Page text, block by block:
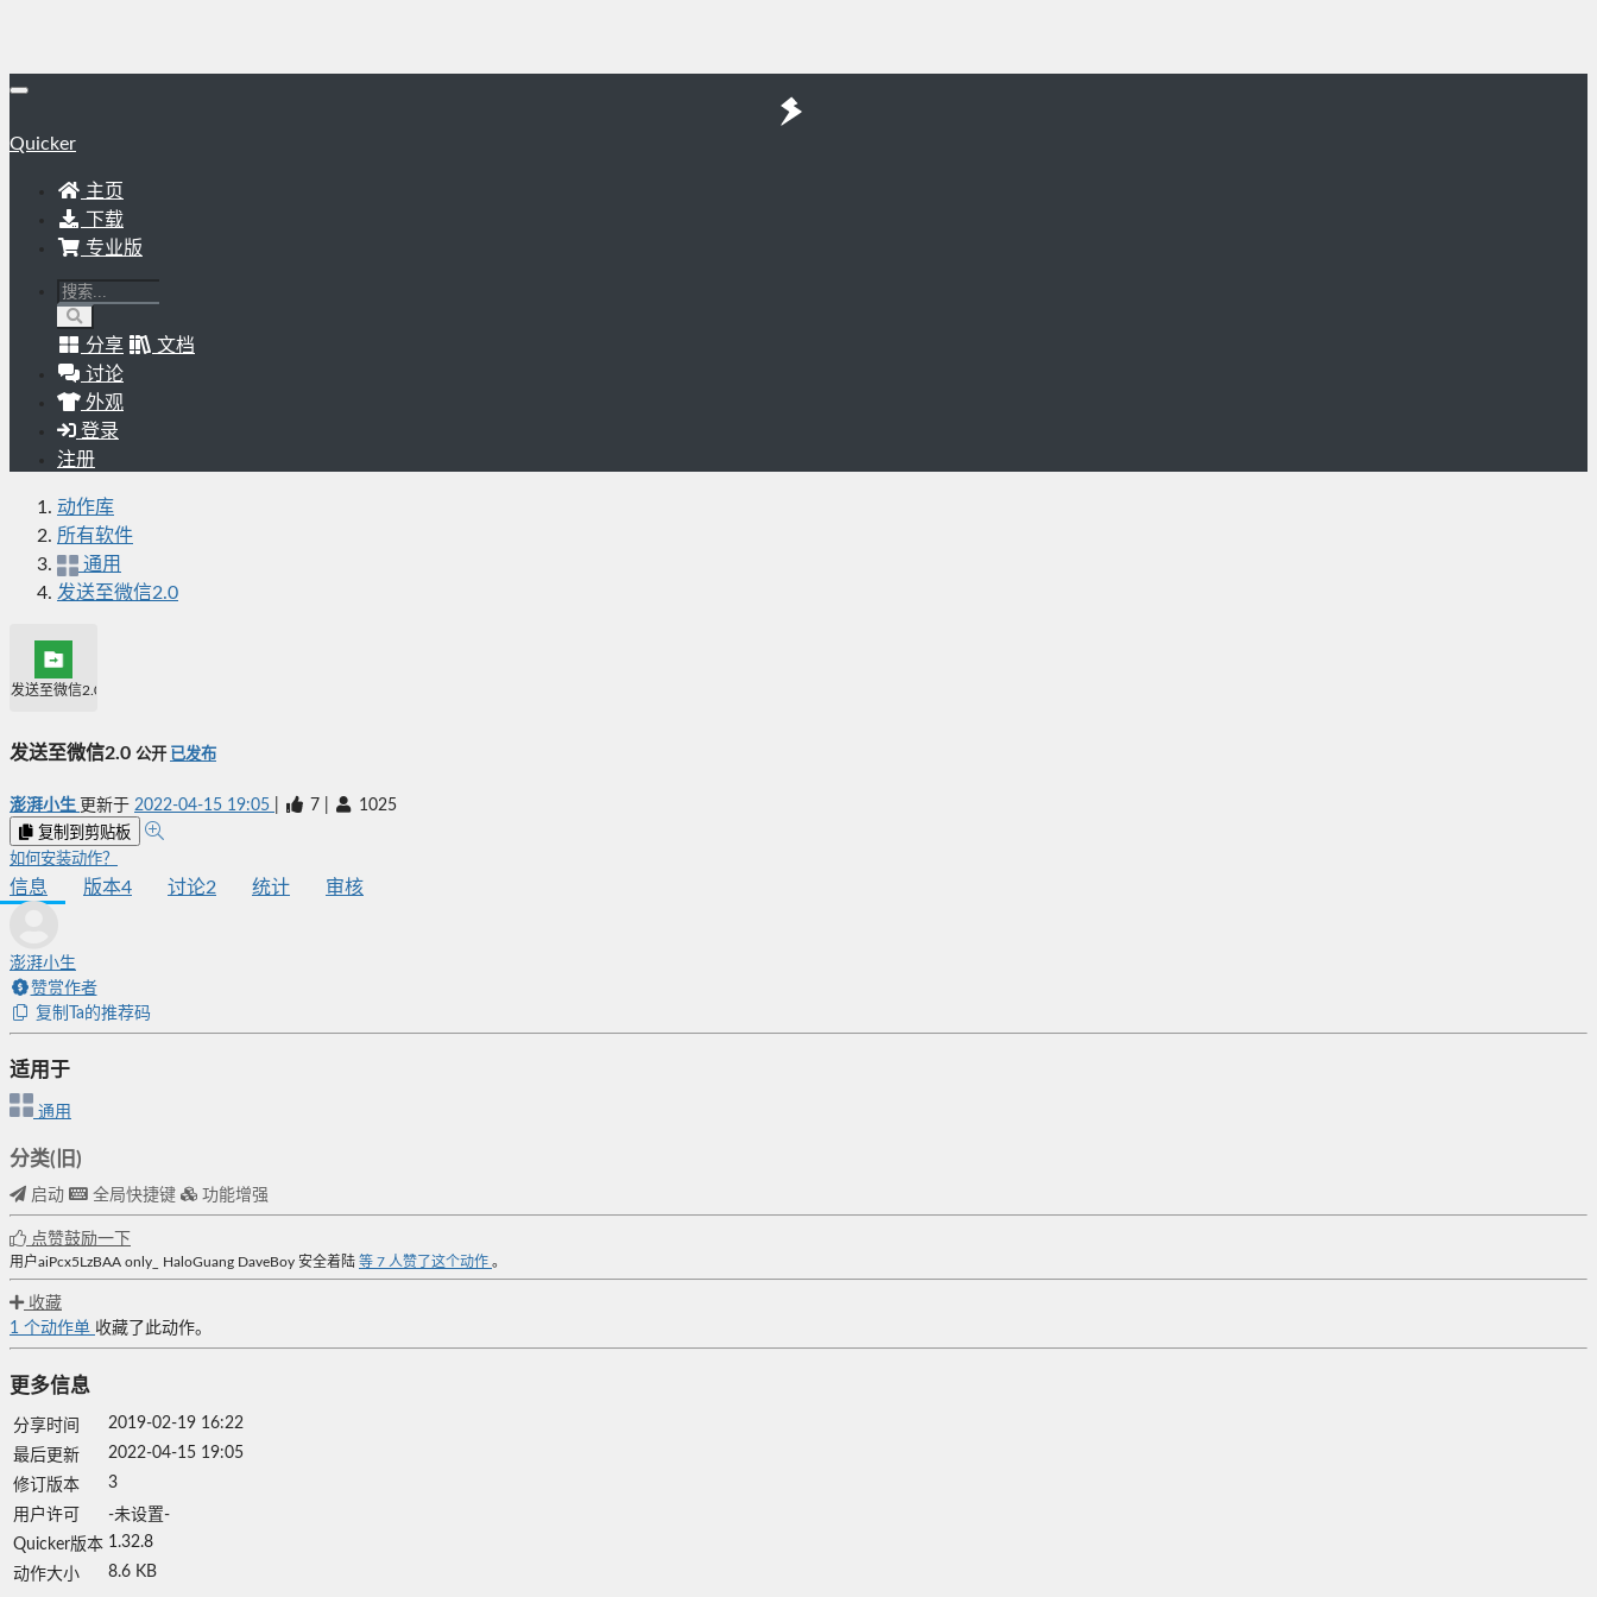
Quicker
主页
下载
专业版
分享
文档
讨论
外观
登录
注册
动作库
所有软件
通用
发送至微信2.0
发送至微信2.0
发送至微信2.0 公开 已发布
澎湃小生 更新于 2022-04-15 19:05 7 1025
复制到剪贴板
如何安装动作？
信息 版本4 讨论2 统计 审核
澎湃小生
赞赏作者
复制Ta的推荐码
适用于
通用
分类(旧)
启动 全局快捷键 功能增强
点赞鼓励一下
用户aiPcx5LzBAA only_ HaloGuang DaveBoy 安全着陆 等 7 人赞了这个动作 。
收藏
1 个动作单 收藏了此动作。
更多信息
分享时间
2019-02-19 16:22
最后更新
2022-04-15 19:05
修订版本
3
用户许可
-未设置-
Quicker版本 1.32.8
动作大小
8.6 KB